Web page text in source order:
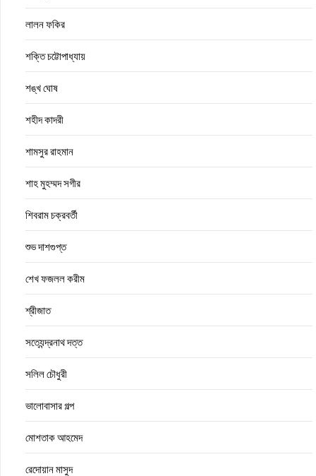
লালন ফকির
শক্তি চট্টোপাধ্যায়
শঙ্খ ঘোষ
শহীদ কাদরী
শামসুর রাহমান
শাহ মুহম্মদ সগীর
শিবরাম চক্রবর্তী
শুভ দাশগুপ্ত
শেখ ফজলল করীম
শ্রীজাত
সত্যেন্দ্রনাথ দত্ত
সলিল চৌধুরী
ভালোবাসার গল্প
মোশতাক আহমেদ
রেদোয়ান মাসুদ